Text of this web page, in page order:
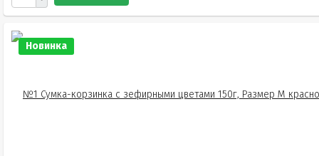
Новинка